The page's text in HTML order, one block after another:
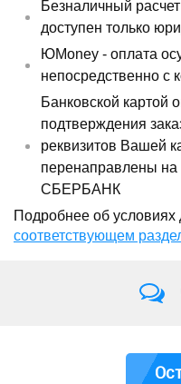
Безналичный
доступен только
ЮMoney - оплата
непосредственно с
Банковской картой
подтверждения
реквизитов Вашей
перенаправлены
СБЕРБАНК
Подробнее об условиях
соответствующем